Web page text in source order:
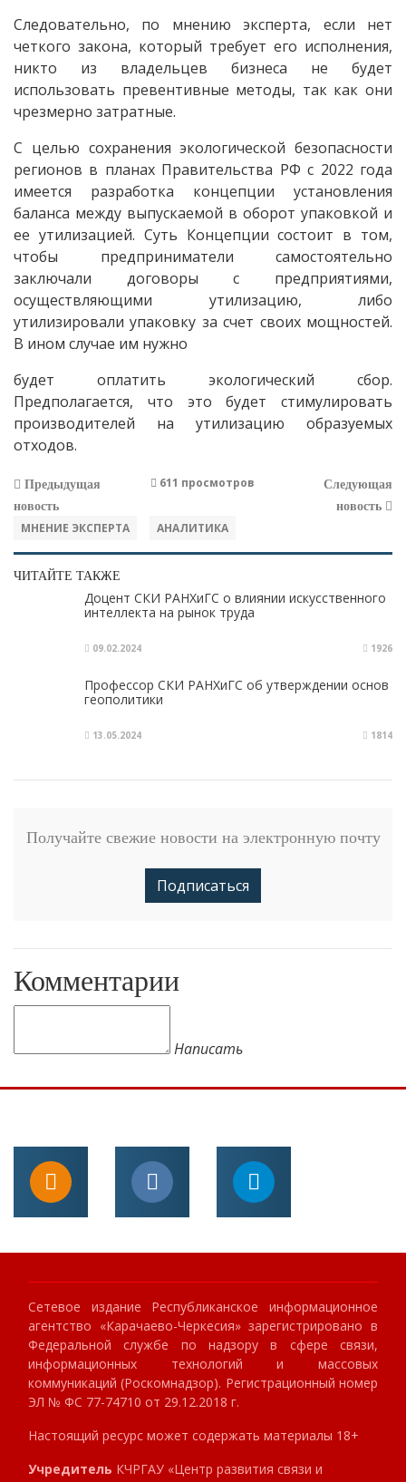
Следовательно, по мнению эксперта, если нет
четкого закона, который требует его исполнения,
никто из владельцев бизнеса не будет
использовать превентивные методы, так как они
чрезмерно затратные.
С целью сохранения экологической безопасности
регионов в планах Правительства РФ с 2022 года
имеется разработка концепции установления
баланса между выпускаемой в оборот упаковкой и
ее утилизацией. Суть Концепции состоит в том,
чтобы предприниматели самостоятельно
заключали договоры с предприятиями,
осуществляющими утилизацию, либо
утилизировали упаковку за счет своих мощностей.
В ином случае им нужно
будет оплатить экологический сбор.
Предполагается, что это будет стимулировать
производителей на утилизацию образуемых
отходов.
Предыдущая
новость
611 просмотров
Следующая
новость
МНЕНИЕ ЭКСПЕРТА АНАЛИТИКА
ЧИТАЙТЕ ТАКЖЕ
Доцент СКИ РАНХиГС о влиянии искусственного
интеллекта на рынок труда
09.02.2024 1926
Профессор СКИ РАНХиГС об утверждении основ
геополитики
13.05.2024 1814
Получайте свежие новости на электронную почту
Подписаться
Комментарии
Написать
Сетевое издание Республиканское информационное
агентство «Карачаево-Черкесия» зарегистрировано в
Федеральной службе по надзору в сфере связи,
информационных технологий и массовых
коммуникаций (Роскомнадзор). Регистрационный номер
ЭЛ № ФС 77-74710 от 29.12.2018 г.
Настоящий ресурс может содержать материалы 18+
Учредитель КЧРГАУ «Центр развития связи и